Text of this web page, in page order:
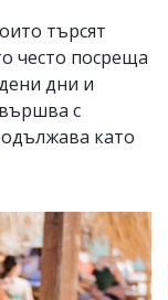
търсят
често посреща
дни и
с
като